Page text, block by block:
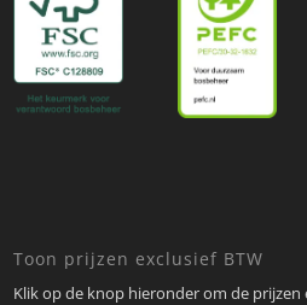
Toon prijzen exclusief BTW
Klik op de knop hieronder om de prijzen